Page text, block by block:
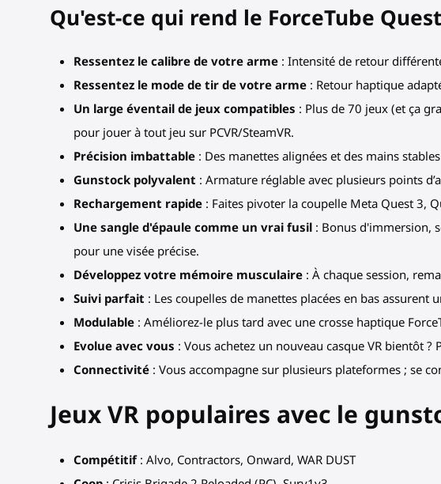
Qu'est-ce qui rend le ForceTube
Ressentez le calibre de votre arme : Intensité de retour
Ressentez le mode de tir de votre arme : Retour haptique
Un large éventail de jeux compatibles : Plus de 70 jeux (et ça
pour jouer à tout jeu sur PCVR/SteamVR.
Précision imbattable : Des manettes alignées et des mains
Gunstock polyvalent : Armature réglable avec plusieurs points
Rechargement rapide : Faites pivoter la coupelle Meta Quest 3,
Une sangle d'épaule comme un vrai fusil : Bonus d'immersion,
pour une visée précise.
Développez votre mémoire musculaire : À chaque session,
Suivi parfait : Les coupelles de manettes placées en bas
Modulable : Améliorez-le plus tard avec une crosse haptique
Evolue avec vous : Vous achetez un nouveau casque VR bientôt
Connectivité : Vous accompagne sur plusieurs plateformes ; se
Jeux VR populaires avec le
Compétitif: Alvo, Contractors, Onward, WAR DUST